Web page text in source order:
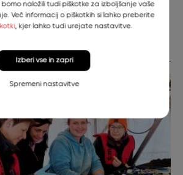
projekt LIFE Lynx nominirala za
LIFE 2025.
naložili tudi piškotke za izboljšanje vaše
Več informacij o piškotkih si lahko preberite
, kjer lahko tudi urejate nastavitve.
Spremeni nastavitve
Izberi vse in zapri